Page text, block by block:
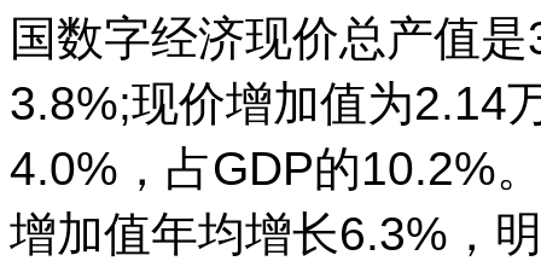
国数字经济现价总产值
3.8%;现价增加值为2.14
4.0%，占GDP的10.2%
增加值年均增长6.3%，